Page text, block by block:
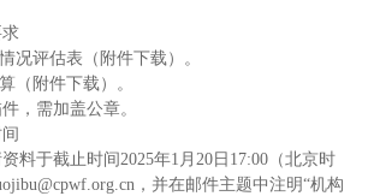
况评估表（附件下载）。
（附件下载）。
，需加盖公章。
料于截止时间2025年1月20日17:00（北京时
，并在邮件主题中注明“机构